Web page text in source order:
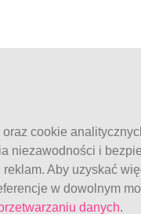
cookie
niezawodności i
Aby uzyskać
w dowolnym
danych.